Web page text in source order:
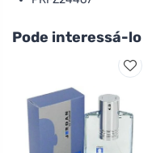
Pode interessá-lo